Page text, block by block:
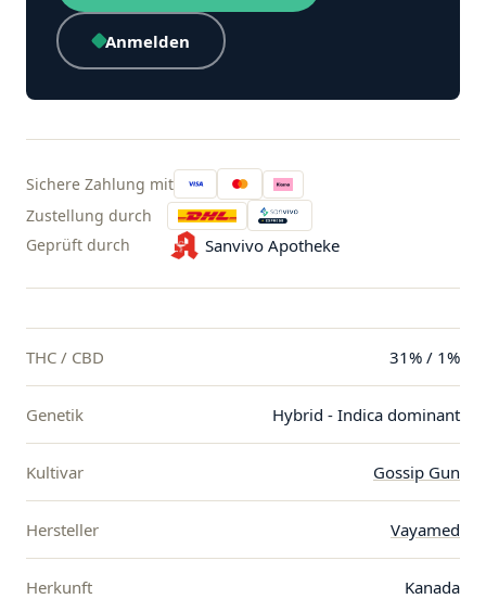
Anmelden
Sichere Zahlung mit
Zustellung durch
Geprüft durch
Sanvivo Apotheke
THC / CBD 31% / 1%
Genetik Hybrid - Indica dominant
Kultivar Gossip Gun
Hersteller Vayamed
Herkunft Kanada